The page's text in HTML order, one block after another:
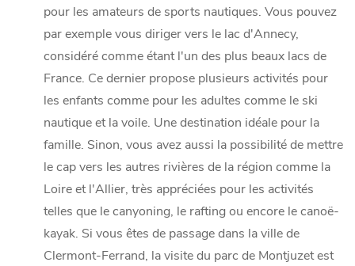
pour les amateurs de sports nautiques. Vous pouvez
par exemple vous diriger vers le lac d'Annecy,
considéré comme étant l'un des plus beaux lacs de
France. Ce dernier propose plusieurs activités pour
les enfants comme pour les adultes comme le ski
nautique et la voile. Une destination idéale pour la
famille. Sinon, vous avez aussi la possibilité de mettre
le cap vers les autres rivières de la région comme la
Loire et l'Allier, très appréciées pour les activités
telles que le canyoning, le rafting ou encore le canoë-
kayak. Si vous êtes de passage dans la ville de
Clermont-Ferrand, la visite du parc de Montjuzet est